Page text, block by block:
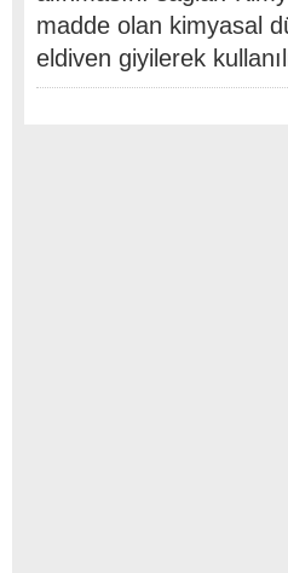
madde olan kimyasal
eldiven giyilerek